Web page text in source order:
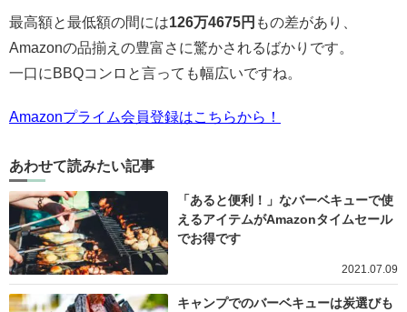
最高額と最低額の間には126万4675円 もの差があり、
Amazonの品揃えの豊富さに驚かされるばかりです。
一口にBBQコンロと言っても幅広いですね。
Amazonプライム会員登録はこちらから！
あわせて読みたい記事
「あると便利！」なバーベキューで使
えるアイテムがAmazonタイムセール
でお得です
2021.07.09
キャンプでのバーベキューは炭選びも